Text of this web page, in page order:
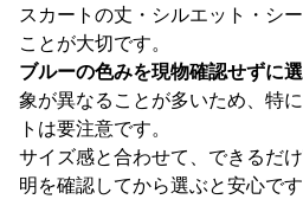
スカートの丈・シルエット・シ
ことが大切です。
ブルーの色みを現物確認せずに
象が異なることが多いため、特
トは要注意です。
サイズ感と合わせて、できるだ
明を確認してから選ぶと安心です